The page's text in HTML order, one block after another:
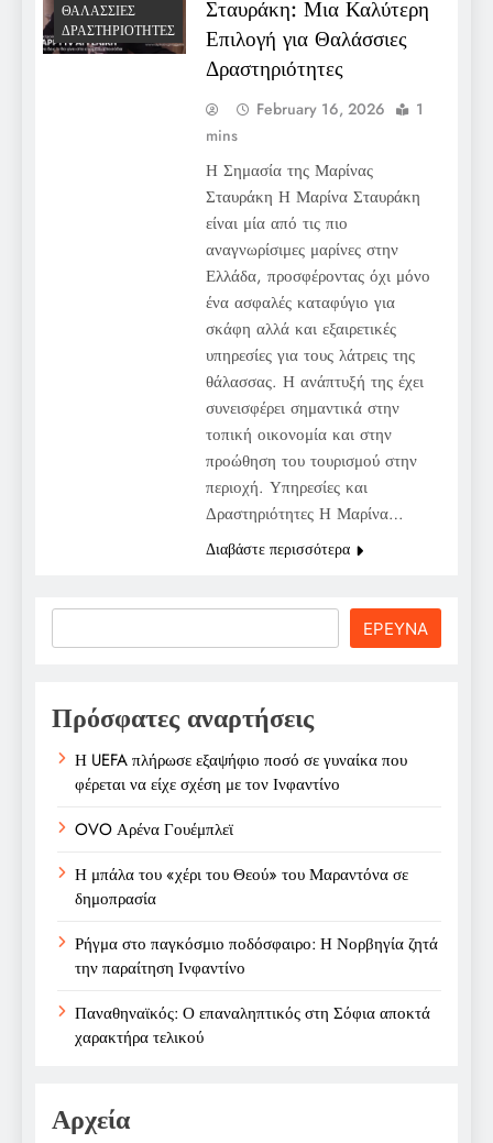
ΘΑΛΆΣΣΙΕΣ
ΔΡΑΣΤΗΡΙΌΤΗΤΕΣ
Σταυράκη: Μια Καλύτερη
Επιλογή για Θαλάσσιες
Δραστηριότητες
February 16, 2026
1
mins
Η Σημασία της Μαρίνας
Σταυράκη Η Μαρίνα Σταυράκη
είναι μία από τις πιο
αναγνωρίσιμες μαρίνες στην
Ελλάδα, προσφέροντας όχι μόνο
ένα ασφαλές καταφύγιο για
σκάφη αλλά και εξαιρετικές
υπηρεσίες για τους λάτρεις της
θάλασσας. Η ανάπτυξή της έχει
συνεισφέρει σημαντικά στην
τοπική οικονομία και στην
προώθηση του τουρισμού στην
περιοχή. Υπηρεσίες και
Δραστηριότητες Η Μαρίνα…
Διαβάστε περισσότερα
ΕΡΕΥΝΑ
Πρόσφατες αναρτήσεις
Η UEFA πλήρωσε εξαψήφιο ποσό σε γυναίκα που
φέρεται να είχε σχέση με τον Ινφαντίνο
OVO Αρένα Γουέμπλεϊ
Η μπάλα του «χέρι του Θεού» του Μαραντόνα σε
δημοπρασία
Ρήγμα στο παγκόσμιο ποδόσφαιρο: Η Νορβηγία ζητά
την παραίτηση Ινφαντίνο
Παναθηναϊκός: Ο επαναληπτικός στη Σόφια αποκτά
χαρακτήρα τελικού
Αρχεία